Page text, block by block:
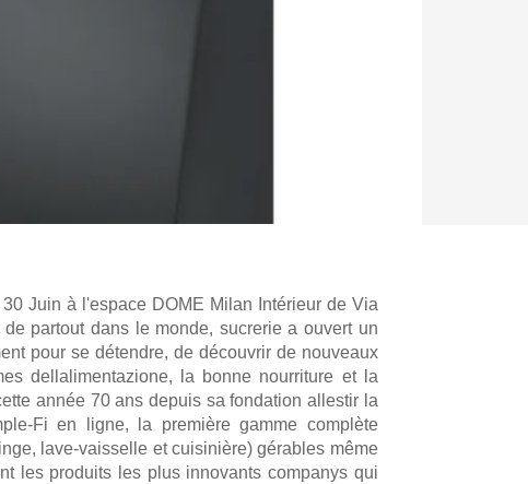
Juin à l'espace DOME Milan Intérieur de Via
partout dans le monde, sucrerie a ouvert un
pour se détendre, de découvrir de nouveaux
dellalimentazione, la bonne nourriture et la
année 70 ans depuis sa fondation allestir la
Fi en ligne, la première gamme complète
lave-vaisselle et cuisinière) gérables même
les produits les plus innovants companys qui